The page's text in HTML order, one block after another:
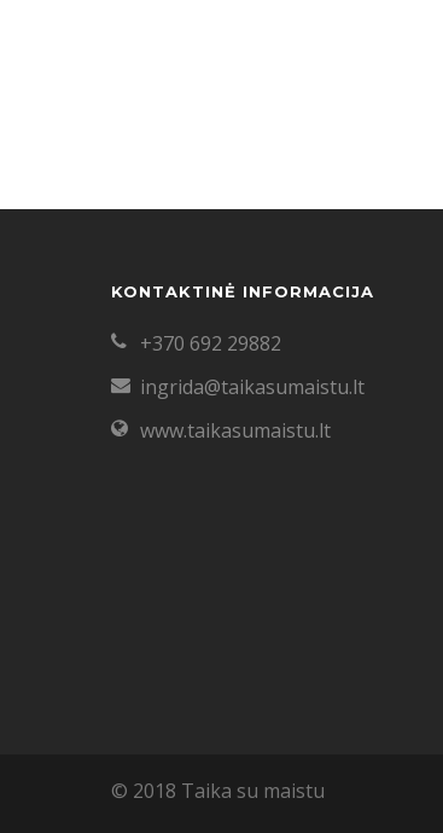
KONTAKTINĖ INFORMACIJA
+370 692 29882
ingrida@taikasumaistu.lt
www.taikasumaistu.lt
© 2018 Taika su maistu